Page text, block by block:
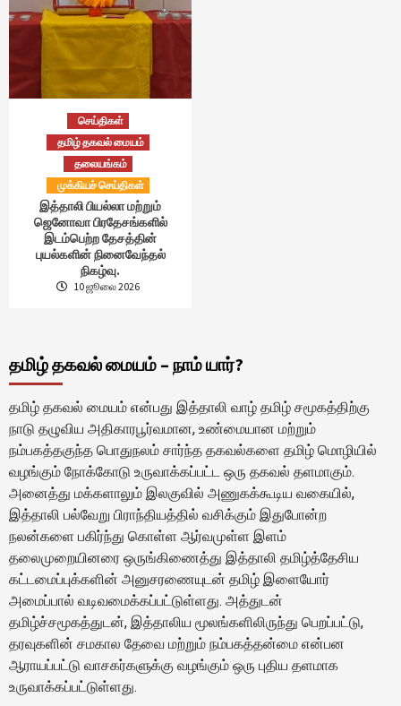
செய்திகள்
தமிழ் தகவல் மையம்
தலையங்கம்
முக்கியச் செய்திகள்
இத்தாலி பியல்லா மற்றும்
ஜெனோவா பிரதேசங்களில்
இடம்பெற்ற தேசத்தின்
புயல்களின் நினைவேந்தல்
நிகழ்வு.
10 ஜூலை 2026
தமிழ் தகவல் மையம் – நாம் யார்?
தமிழ் தகவல் மையம் என்பது இத்தாலி வாழ் தமிழ் சமூகத்திற்கு
நாடு தழுவிய அதிகாரபூர்வமான, உண்மையான மற்றும்
நம்பகத்தகுந்த பொதுநலம் சார்ந்த தகவல்களை தமிழ் மொழியில்
வழங்கும் நோக்கோடு உருவாக்கப்பட்ட ஒரு தகவல் தளமாகும்.
அனைத்து மக்களாலும் இலகுவில் அணுகக்கூடிய வகையில்,
இத்தாலி பல்வேறு பிராந்தியத்தில் வசிக்கும் இதுபோன்ற
நலன்களை பகிர்ந்து கொள்ள ஆர்வமுள்ள இளம்
தலைமுறையினரை ஒருங்கிணைத்து இத்தாலி தமிழ்த்தேசிய
கட்டமைப்புக்களின் அனுசரணையுடன் தமிழ் இளையோர்
அமைப்பால் வடிவமைக்கப்பட்டுள்ளது. அத்துடன்
தமிழ்ச்சமூகத்துடன், இத்தாலிய மூலங்களிலிருந்து பெறப்பட்டு,
தரவுகளின் சமகால தேவை மற்றும் நம்பகத்தன்மை என்பன
ஆராயப்பட்டு வாசகர்களுக்கு வழங்கும் ஒரு புதிய தளமாக
உருவாக்கப்பட்டுள்ளது.